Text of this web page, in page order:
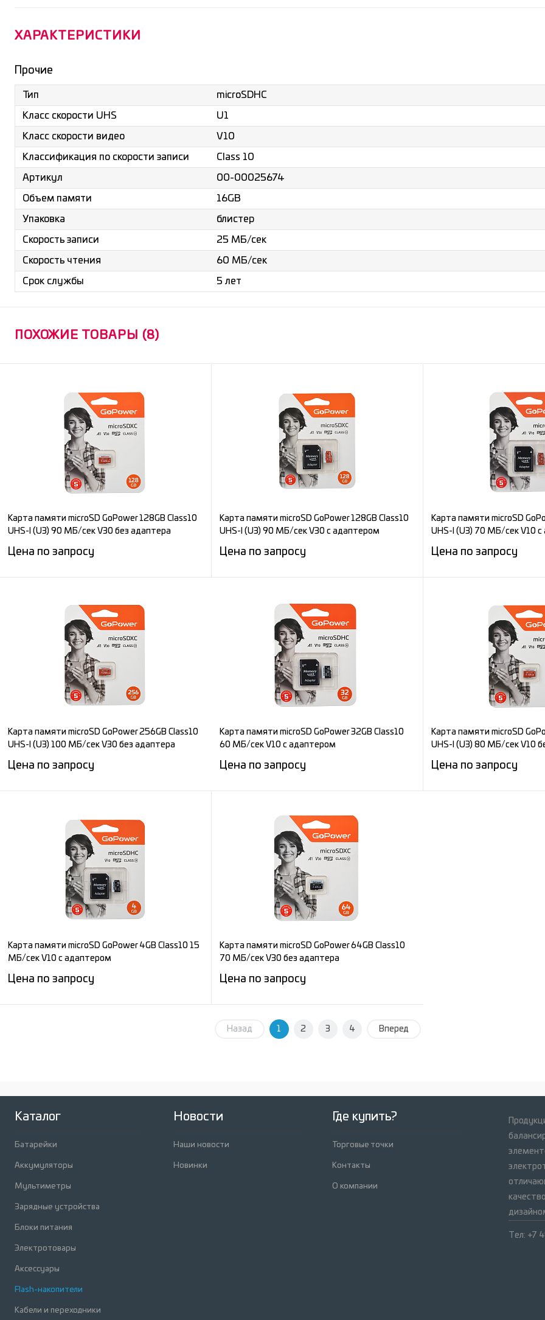
ХАРАКТЕРИСТИКИ
Прочие
Тип microSDHC
Класс скорости UHS U1
Класс скорости видео V10
Классификация по скорости записи Class 10
Артикул 00-00025674
Объем памяти 16GB
Упаковка блистер
Скорость записи 25 МБ/сек
Скорость чтения 60 МБ/cек
Срок службы 5 лет
ПОХОЖИЕ ТОВАРЫ (8)
Карта памяти microSD GoPower 128GB Class10
UHS-I (U3) 90 МБ/сек V30 без адаптера
Цена по запросу
Сравнение
В избранное
Карта памяти microSD GoPower 128GB Class10
UHS-I (U3) 90 МБ/сек V30 с адаптером
Цена по запросу
Запросить цену
В избранное
Карта памяти microSD
UHS-I (U3) 70 МБ/сек V10
Цена по запросу
В избранное
Карта памяти microSD GoPower 256GB Class10
UHS-I (U3) 100 МБ/сек V30 без адаптера
Цена по запросу
В избранное
Карта памяти microSD GoPower 32GB Class10
60 МБ/сек V10 с адаптером
Цена по запросу
Запросить цену
Сравнение
В избранное
Карта памяти microSD
UHS-I (U3) 80 МБ/сек V10
Цена по запросу
Карта памяти microSD GoPower 4GB Class10 15
МБ/сек V10 с адаптером
Цена по запросу
Карта памяти microSD GoPower 64GB Class10
70 МБ/сек V30 без адаптера
Цена по запросу
Запросить цену
Назад 1 2 3 4 Вперед
Каталог
Батарейки
Аккумуляторы
Мультиметры
Зарядные устройства
Блоки питания
Электротовары
Аксессуары
Flash-накопители
Кабели и переходники
Новости
Наши новости
Новинки
Где купить?
Торговые точки
Контакты
О компании
Тел: +7